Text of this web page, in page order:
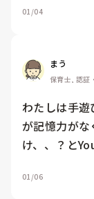
01/04
まう
保育士, 認証
わたしは手
が記憶力がな
け、、？と
01/06